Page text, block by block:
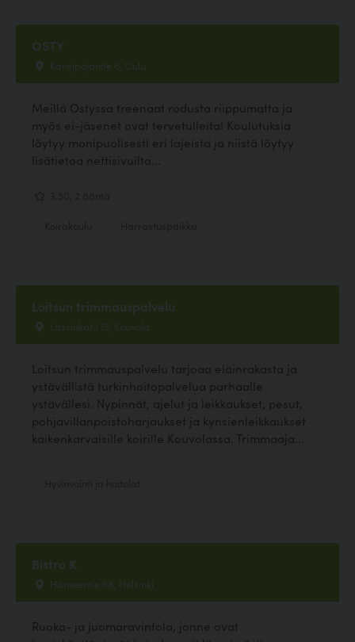
OSTY
Kansipojantie 6, Oulu
Meillä Ostyssa treenaat rodusta riippumatta ja
myös ei-jäsenet ovat tervetulleita! Koulutuksia
löytyy monipuolisesti eri lajeista ja niistä löytyy
lisätietoa nettisivuilta...
Loitsun trimmauspalvelu
Lassinkatu 13, Kouvola
Loitsun trimmauspalvelu tarjoaa eläinrakasta ja
ystävällistä turkinhoitopalvelua parhaalle
ystävällesi. Nypinnät, ajelut ja leikkaukset, pesut,
pohjavillanpoistoharjaukset ja kynsienleikkaukset
kaikenkarvaisille koirille Kouvolassa. Trimmaaja...
Bistro K
Hämeentie 68, Helsinki
Ruoka- ja juomaravintola, jonne ovat